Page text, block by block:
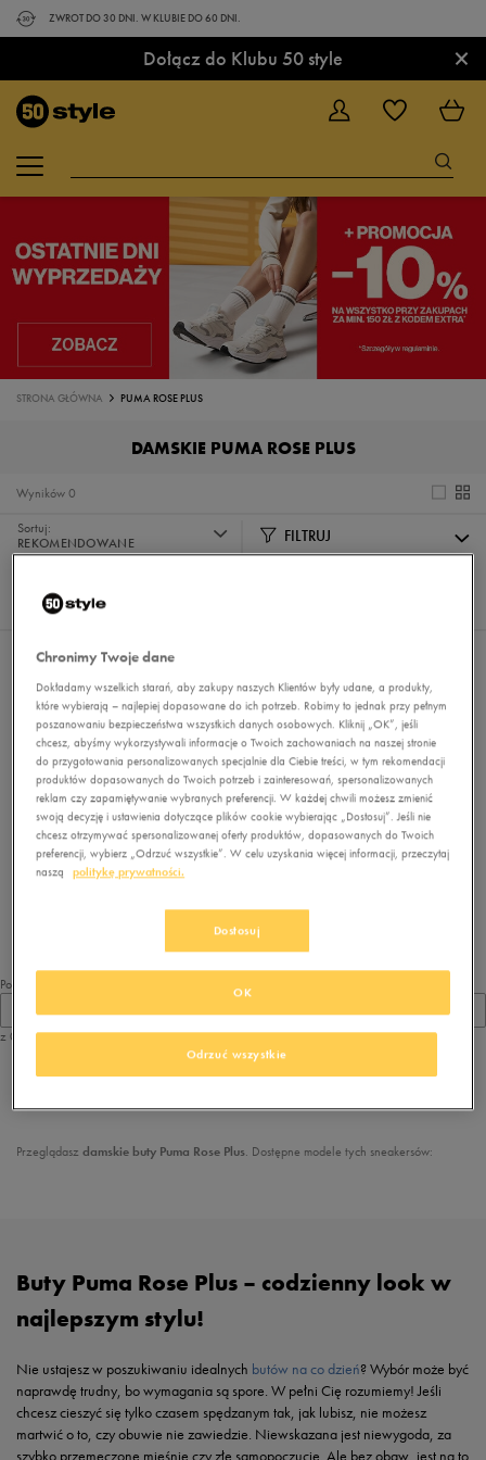
ZWROT DO 30 DNI. W KLUBIE DO 60 DNI.
Dołącz do Klubu 50 style ×
STRONA GŁÓWNA PUMA ROSE PLUS
DAMSKIE PUMA ROSE PLUS
0
Wyników
Sortuj:
REKOMENDOWANE
FILTRUJ
Pokaż
Nie wybrano filtrów
Brak produktów do wyświetlenia
Zmień kryteria wyszukiwania lub
Pokaż
z 0
z1
Przeglądasz damskie buty Puma Rose Plus. Dostępne modele tych sneakersów:
Buty Puma Rose Plus – codzienny look w
najlepszym stylu!
Nie ustajesz w poszukiwaniu idealnych butów na co dzień? Wybór może być
naprawdę trudny, bo wymagania są spore. W pełni Cię rozumiemy! Jeśli
chcesz cieszyć się tylko czasem spędzanym tak, jak lubisz, nie możesz
martwić o to, czy obuwie nie zawiedzie. Niewskazana jest niewygoda, za
szybko przemęczone mięśnie czy złe samopoczucie. Ale bez obaw, jest na to
Chronimy Twoje dane
Dokładamy wszelkich starań, aby zakupy naszych Klientów były udane, a produkty,
które wybierają – najlepiej dopasowane do ich potrzeb. Robimy to jednak przy pełnym
poszanowaniu bezpieczeństwa wszystkich danych osobowych. Kliknij „OK”, jeśli
chcesz, abyśmy wykorzystywali informacje o Twoich zachowaniach na naszej stronie
do przygotowania personalizowanych specjalnie dla Ciebie treści, w tym rekomendacji
produktów dopasowanych do Twoich potrzeb i zainteresowań, spersonalizowanych
reklam czy zapamiętywanie wybranych preferencji. W każdej chwili możesz zmienić
swoją decyzję i ustawienia dotyczące plików cookie wybierając „Dostosuj”. Jeśli nie
chcesz otrzymywać spersonalizowanej oferty produktów, dopasowanych do Twoich
preferencji, wybierz „Odrzuć wszystkie”. W celu uzyskania więcej informacji, przeczytaj
naszą
politykę prywatności.
Dostosuj
Odrzuć wszystkie
OK